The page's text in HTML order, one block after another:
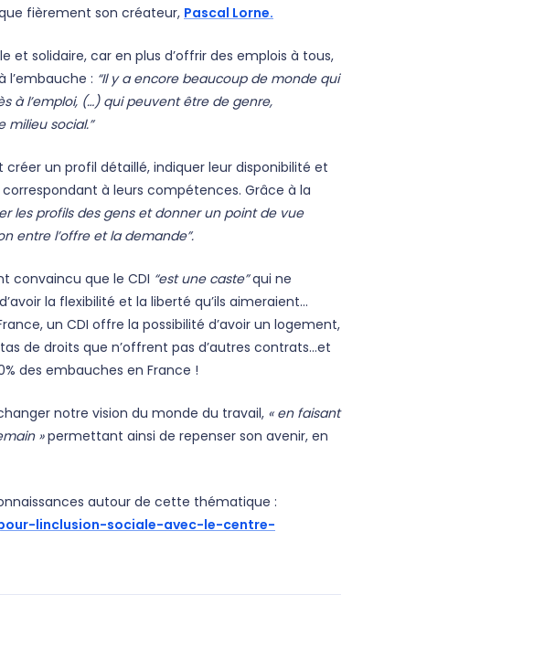
fièrement son créateur, Pascal Lorne.
et solidaire, car en plus d’offrir des emplois à tous,
l’embauche : “Il y a encore beaucoup de monde qui
à l’emploi, (…) qui peuvent être de genre,
milieu social.”
un profil détaillé, indiquer leur disponibilité et
à leurs compétences. Grâce à la
les profils des gens et donner un point de vue
entre l’offre et la demande”.
convaincu que le CDI “est une caste”qui ne
la flexibilité et la liberté qu’ils aimeraient...
un CDI offre la possibilité d’avoir un logement,
de droits que n’offrent pas d’autres contrats…et
des embauches en France !
notre vision du monde du travail, « en faisant
»permettant ainsi de repenser son avenir, en
autour de cette thématique :
linclusion-sociale-avec-le-centre-